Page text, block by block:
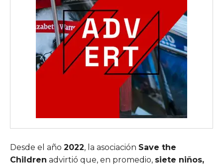
Desde el año 2022, la asociación Save the
Children advirtió que, en promedio, siete niños,